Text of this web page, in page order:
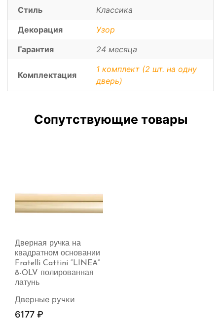
Стиль
Классика
Декорация
Узор
Гарантия
24 месяца
Комплектация
1 комплект (2 шт. на одну
дверь)
Сопутствующие товары
Дверная ручка на
квадратном основании
Fratelli Cattini “LINEA”
8-OLV полированная
латунь
Дверные ручки
6177 ₽